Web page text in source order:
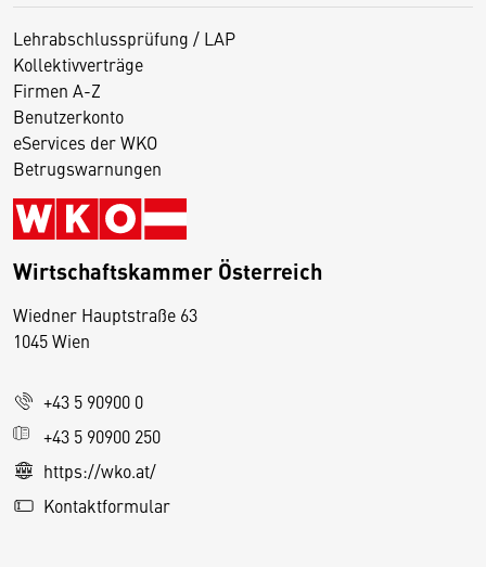
Lehrabschlussprüfung / LAP
Kollektivverträge
Firmen A-Z
Benutzerkonto
eServices der WKO
Betrugswarnungen
Wirtschaftskammer Österreich
Wiedner Hauptstraße 63
1045 Wien
+43 5 90900 0
+43 5 90900 250
https://wko.at/
Kontaktformular
D
s
e
S
e